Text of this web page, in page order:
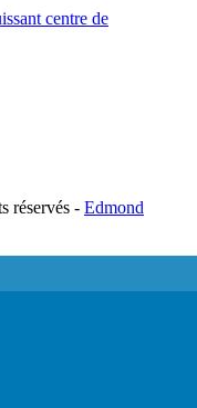
centre de
réservés - Edmond